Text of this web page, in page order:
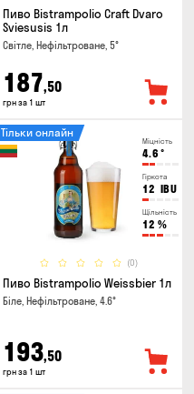
Пиво Bistrampolio Craft Dvaro
Sviesusis 1л
Світле, Нефільтроване, 5°
187,50
грн за 1 шт
Міцність
4.6 °
Гіркота
12 IBU
Щільність
12 %
(0)
Тільки онлайн
Пиво Bistrampolio Weissbier 1л
Біле, Нефільтроване, 4.6°
193,50
грн за 1 шт